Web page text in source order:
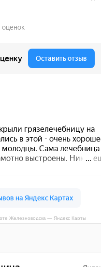
Железноводска — Яндекс Карты